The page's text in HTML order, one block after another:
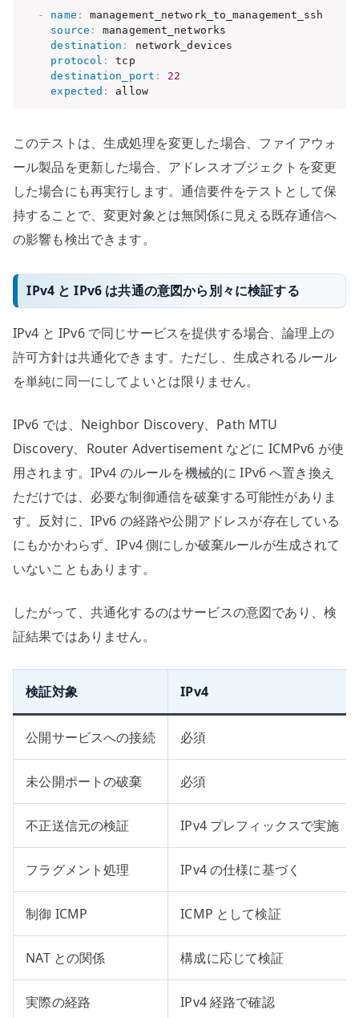
- name :
management_network_to_management_ssh
source :
management_networks
destination :
network_devices
protocol :
tcp
destination_port :
22
expected : allow
このテストは、生成処理を変更した場合、ファイアウォ
ール製品を更新した場合、アドレスオブジェクトを変更
した場合にも再実行します。通信要件をテストとして保
持することで、変更対象とは無関係に見える既存通信へ
の影響も検出できます。
IPv4 と IPv6 は共通の意図から別々に検証する
IPv4 と IPv6 で同じサービスを提供する場合、論理上の
許可方針は共通化できます。ただし、生成されるルール
を単純に同一にしてよいとは限りません。
IPv6 では、Neighbor Discovery、Path MTU
Discovery、Router Advertisement などに ICMPv6 が使
用されます。IPv4 のルールを機械的に IPv6 へ置き換え
ただけでは、必要な制御通信を破棄する可能性がありま
す。反対に、IPv6 の経路や公開アドレスが存在している
にもかかわらず、IPv4 側にしか破棄ルールが生成されて
いないこともあります。
したがって、共通化するのはサービスの意図であり、検
証結果ではありません。
検証対象 IPv4
公開サービスへの接続 必須
未公開ポートの破棄 必須
不正送信元の検証 IPv4 プレフィックスで実施
フラグメント処理 IPv4 の仕様に基づく
制御 ICMP ICMP として検証
NAT との関係 構成に応じて検証
実際の経路 IPv4 経路で確認